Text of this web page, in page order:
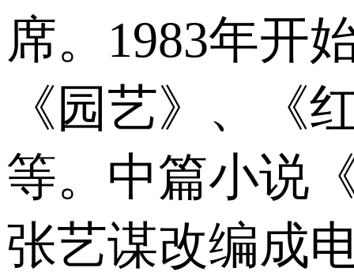
席。1983年开
《园艺》、《
等。中篇小说
张艺谋改编成